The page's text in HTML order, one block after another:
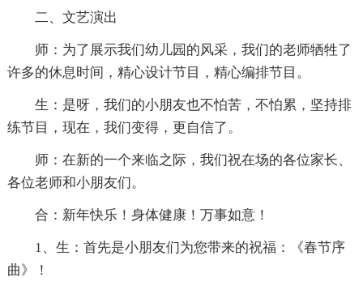
二、文艺演出
师：为了展示我们幼儿园的风采，我们的老师牺牲了
许多的休息时间，精心设计节目，精心编排节目。
生：是呀，我们的小朋友也不怕苦，不怕累，坚持排
练节目，现在，我们变得，更自信了。
师：在新的一个来临之际，我们祝在场的各位家长、
各位老师和小朋友们。
合：新年快乐！身体健康！万事如意！
1、生：首先是小朋友们为您带来的祝福：《春节序
曲》！